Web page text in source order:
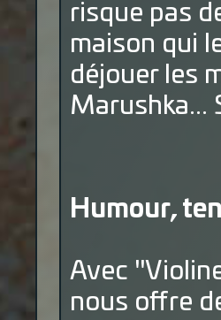
risque pas
maison qui
déjouer les
Marushka...
Humour,
Avec
nous offre